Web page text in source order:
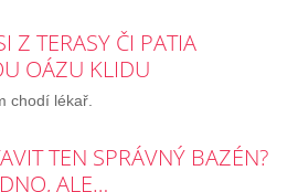
Z TERASY ČI PATIA
OÁZU KLIDU
chodí lékař.
TEN SPRÁVNÝ BAZÉN?
ALE…